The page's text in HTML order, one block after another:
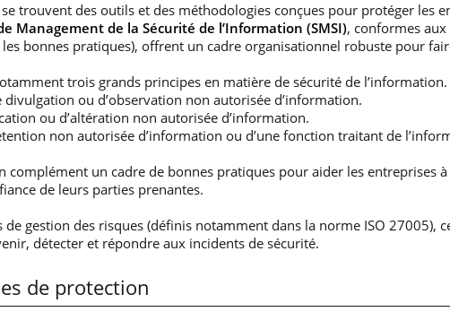
trouvent des outils et des méthodologies conçues pour protéger les
Management de la Sécurité de l’Information (SMSI), conformes
bonnes pratiques), offrent un cadre organisationnel robuste pour
trois grands principes en matière de sécurité de l’information.
divulgation ou d’observation non autorisée d’information.
ou d’altération non autorisée d’information.
non autorisée d’information ou d’une fonction traitant de
complément un cadre de bonnes pratiques pour aider les entreprises
de leurs parties prenantes.
de gestion des risques (définis notamment dans la norme ISO 27005),
détecter et répondre aux incidents de sécurité.
de protection